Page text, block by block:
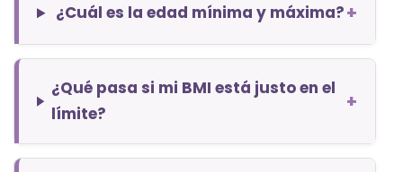
¿Cuál es la edad mínima y máxima?+
¿Qué pasa si mi BMI está justo en el
límite?
+